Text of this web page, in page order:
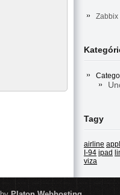
Zabbix
Tagy
airline
I-94 ipad
viza